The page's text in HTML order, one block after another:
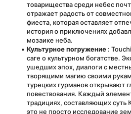
товарищества среди небес
отражает радость от
фиеста, которая оставляет
история о приключениях
мозаике неба.
Культурное погружение :
саге о культурном богатстве.
ушедших эпох, диалоги с
творящими магию своими
турецких гурманов открывают
повествования. Каждый
традициях, составляющих
это не просто исследование